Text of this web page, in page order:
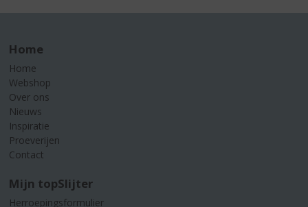
Home
Home
Webshop
Over ons
Nieuws
Inspiratie
Proeverijen
Contact
Mijn topSlijter
Herroepingsformulier